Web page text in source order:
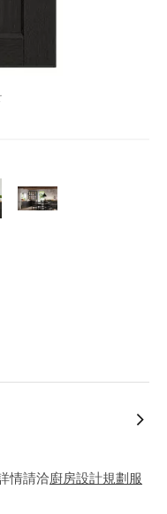
情請洽廚房設計規劃服